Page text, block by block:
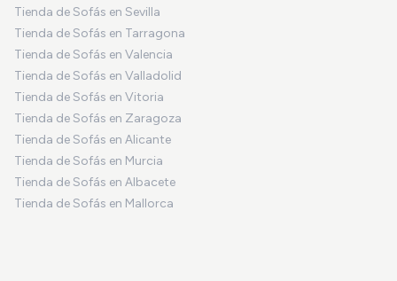
Tienda de Sofás en Sevilla
Tienda de Sofás en Tarragona
Tienda de Sofás en Valencia
Tienda de Sofás en Valladolid
Tienda de Sofás en Vitoria
Tienda de Sofás en Zaragoza
Tienda de Sofás en Alicante
Tienda de Sofás en Murcia
Tienda de Sofás en Albacete
Tienda de Sofás en Mallorca